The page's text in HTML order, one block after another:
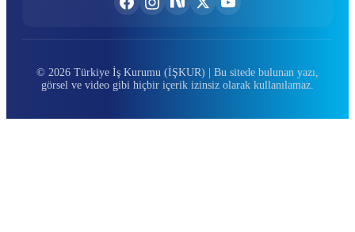
© 2026 Türkiye İş Kurumu (İŞKUR) | Bu sitede bulunan yazı,
görsel ve video gibi hiçbir içerik izinsiz olarak kullanılamaz.